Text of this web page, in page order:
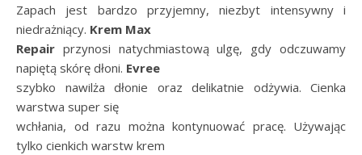
Zapach jest bardzo przyjemny, niezbyt intensywny i
niedrażniący. Krem Max
Repair przynosi natychmiastową ulgę, gdy odczuwamy
napiętą skórę dłoni. Evree
szybko nawilża dłonie oraz delikatnie odżywia. Cienka
warstwa super się
wchłania, od razu można kontynuować pracę. Używając
tylko cienkich warstw krem